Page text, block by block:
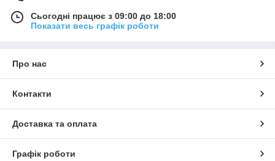
Сьогодні працює з 09:00 до 18:00
Показати весь графік роботи
Про нас
Контакти
Доставка та оплата
Графік роботи